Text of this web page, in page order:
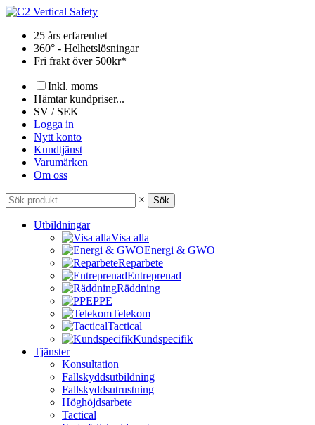
Hoppa
innehåll25 års erfarenhet
360° - Helhetslösningar
Fri frakt över 500kr*
Inkl. moms
Hämtar kundpriser...
SV / SEK
Logga in
Nytt konto
Kundtjänst
Varumärken
Om oss
× Sök
Utbildningar
Visa alla
Energi & GWO
Reparbete
Entreprenad
Räddning
PPE
Telekom
Tactical
Kundspecifik
Tjänster
Konsultation
Fallskyddsutbildning
Fallskyddsutrustning
Höghöjdsarbete
Tactical